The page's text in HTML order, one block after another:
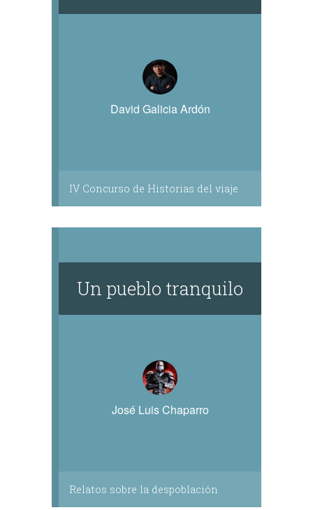
David Galicia Ardón
IV Concurso de Historias del viaje
Un pueblo tranquilo
José Luis Chaparro
Relatos sobre la despoblación